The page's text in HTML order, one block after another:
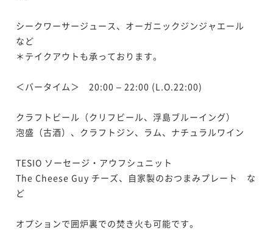
シークワーサージュース、オーガニックジンジャエール
など
＊テイクアウトも承っております。
＜バータイム＞　20:00 – 22:00 (L.O.22:00)
クラフトビール（クリフビール、浮島ブルーイング）
泡盛（古酒）、クラフトジン、ラム、ナチュラルワイン
TESIO ソーセージ・アウフシュニット
The Cheese Guy チーズ、自家製のおつまみプレート　な
ど
オプションで囲炉裏での焚き火も可能です。